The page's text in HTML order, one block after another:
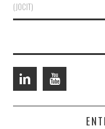
(JOCIT)